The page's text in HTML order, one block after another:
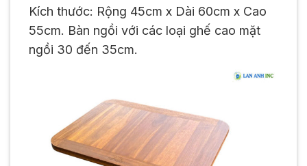
Kích thước: Rộng 45cm x Dài 60cm x Cao
55cm. Bàn ngồi với các loại ghế cao mặt
ngồi 30 đến 35cm.